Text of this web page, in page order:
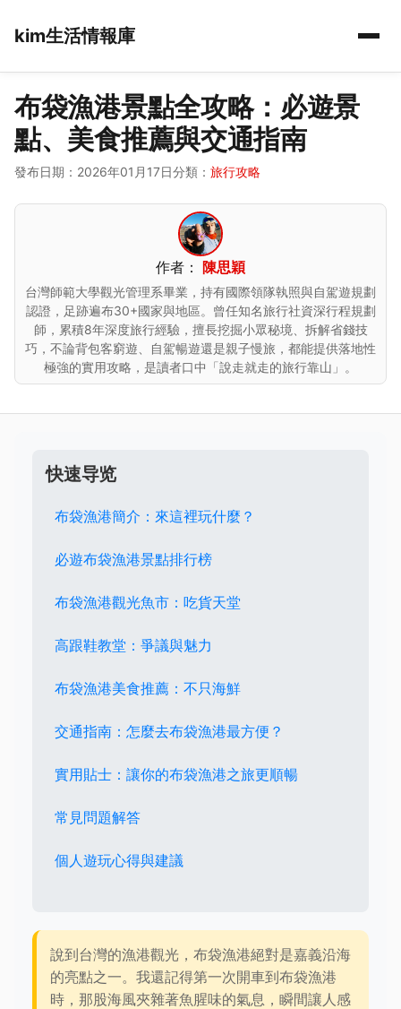
kim生活情報庫
布袋漁港景點全攻略：必遊景
點、美食推薦與交通指南
發布日期：2026年01月17日分類： 旅行攻略
作者： 陳思穎
台灣師範大學觀光管理系畢業，持有國際領隊執照與自駕遊規劃
認證，足跡遍布30+國家與地區。曾任知名旅行社資深行程規劃
師，累積8年深度旅行經驗，擅長挖掘小眾秘境、拆解省錢技
巧，不論背包客窮遊、自駕暢遊還是親子慢旅，都能提供落地性
極強的實用攻略，是讀者口中「說走就走的旅行靠山」。
快速导览
布袋漁港簡介：來這裡玩什麼？
必遊布袋漁港景點排行榜
布袋漁港觀光魚市：吃貨天堂
高跟鞋教堂：爭議與魅力
布袋漁港美食推薦：不只海鮮
交通指南：怎麼去布袋漁港最方便？
實用貼士：讓你的布袋漁港之旅更順暢
常見問題解答
個人遊玩心得與建議
說到台灣的漁港觀光，布袋漁港絕對是嘉義沿海
的亮點之一。我還記得第一次開車到布袋漁港
時，那股海風夾雜著魚腥味的氣息，瞬間讓人感